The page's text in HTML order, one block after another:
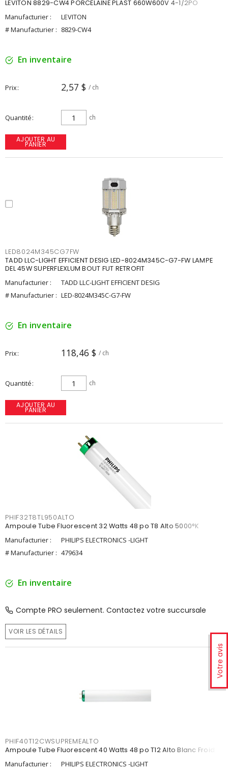
Votre avis
LEVITON 8829-CW4 PORCELAINE PLAST 660W600V 4-1/2PO
Manufacturier :
LEVITON
# Manufacturier : 8829-CW4
En inventaire
Prix 2,57 $ / ch
Quantité ch
AJOUTER AU
PANIER
LED8024M345CG7FW
TADD LLC-LIGHT EFFICIENT DESIG LED-8024M345C-G7-FW LAMPE
DEL 45W SUPERFLEXLUM BOUT FUT RETROFIT
Manufacturier :
TADD LLC-LIGHT EFFICIENT DESIG
# Manufacturier : LED-8024M345C-G7-FW
En inventaire
Prix 118,46 $ / ch
Quantité ch
AJOUTER AU
PANIER
PHIF32T8TL950ALTO
Ampoule Tube Fluorescent 32 Watts 48 po T8 Alto 5000°K
Manufacturier :
PHILIPS ELECTRONICS -LIGHT
# Manufacturier : 479634
En inventaire
Compte PRO seulement. Contactez votre succursale
VOIR LES DÉTAILS
PHIF40T12CWSUPREMEALTO
Ampoule Tube Fluorescent 40 Watts 48 po T12 Alto Blanc Froid
Manufacturier :
PHILIPS ELECTRONICS -LIGHT